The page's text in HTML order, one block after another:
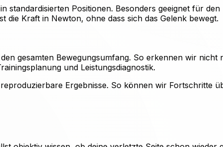
standardisierten Positionen. Besonders geeignet für
die Kraft in Newton, ohne dass sich das Gelenk bewegt.
gesamten Bewegungsumfang. So erkennen wir
und Leistungsdiagnostik.
Ergebnisse. So können wir Fortschritte